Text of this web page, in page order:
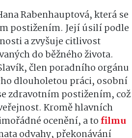
Rabenhauptová, která se
postižením. Její úsilí podle
a zvyšuje citlivost
do běžného života.
člen poradního orgánu
dlouholetou práci, osobní
zdravotním postižením, což
Kromě hlavních
ocenění, a tofilmu
odvahy, překonávání